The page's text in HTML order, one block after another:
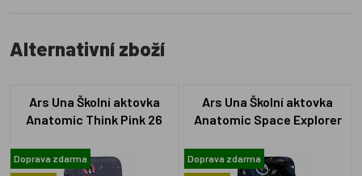
Alternativní zboží
Ars Una Školní aktovka
Anatomic Think Pink 26
Doprava zdarma
Ars Una Školní aktovka
Anatomic Space Explorer
Doprava zdarma